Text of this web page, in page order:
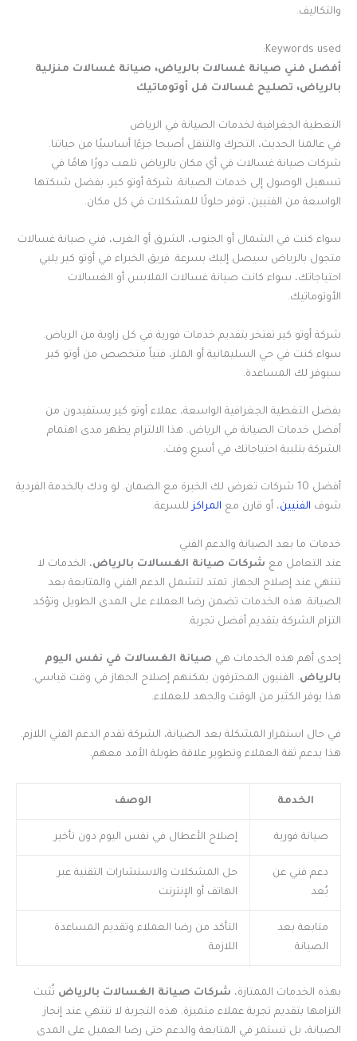
والتكاليف.
Keywords used:
أفضل فني صيانة غسالات بالرياض، صيانة غسالات منزلية
بالرياض، تصليح غسالات فل أوتوماتيك
التغطية الجغرافية لخدمات الصيانة في الرياض
في عالمنا الحديث، التحرك والتنقل أصبحا جزءًا أساسيًا من حياتنا.
شركات صيانة غسالات في أي مكان بالرياض تلعب دورًا هامًا في
تسهيل الوصول إلى خدمات الصيانة. شركة أوتو كير، بفضل شبكتها
الواسعة من الفنيين، توفر حلولًا للمشكلات في كل مكان.
سواء كنت في الشمال أو الجنوب، الشرق أو الغرب، فني صيانة غسالات
متجول بالرياض سيصل إليك بسرعة. فريق الخبراء في أوتو كير يلبي
احتياجاتك، سواء كانت صيانة غسالات الملابس أو الغسالات
الأوتوماتيك.
شركة أوتو كير تفتخر بتقديم خدمات فورية في كل زاوية من الرياض.
سواء كنت في حي السليمانية أو الملز، فنياً متخصص من أوتو كير
سيوفر لك المساعدة.
بفضل التغطية الجغرافية الواسعة، عملاء أوتو كير يستفيدون من
أفضل خدمات الصيانة في الرياض. هذا الالتزام يظهر مدى اهتمام
الشركة بتلبية احتياجاتك في أسرع وقت.
أفضل 10 شركات تعرض لك الخبرة مع الضمان. لو ودك بالخدمة الفردية
شوف الفنيين، أو قارن مع المراكزللسرعة.
خدمات ما بعد الصيانة والدعم الفني
عند التعامل مع شركات صيانة الغسالات بالرياض، الخدمات لا
تنتهي عند إصلاح الجهاز. تمتد لتشمل الدعم الفني والمتابعة بعد
الصيانة. هذه الخدمات تضمن رضا العملاء على المدى الطويل وتؤكد
التزام الشركة بتقديم أفضل تجربة.
إحدى أهم هذه الخدمات هي صيانة الغسالات في نفس اليوم
بالرياض. الفنيون المحترفون يمكنهم إصلاح الجهاز في وقت قياسي.
هذا يوفر الكثير من الوقت والجهد للعملاء.
في حال استمرار المشكلة بعد الصيانة، الشركة تقدم الدعم الفني اللازم.
هذا يدعم ثقة العملاء وتطوير علاقة طويلة الأمد معهم.
الخدمة الوصف
صيانة فورية إصلاح الأعطال في نفس اليوم دون تأخير
دعم فني عن
بُعد
حل المشكلات والاستشارات التقنية عبر
الهاتف أو الإنترنت
متابعة بعد
الصيانة
التأكد من رضا العملاء وتقديم المساعدة
اللازمة
بهذه الخدمات الممتازة، شركات صيانة الغسالات بالرياض تُثبت
التزامها بتقديم تجربة عملاء متميزة. هذه التجربة لا تنتهي عند إنجاز
الصيانة، بل تستمر في المتابعة والدعم حتى رضا العميل على المدى